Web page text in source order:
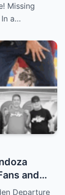
Missing
In a…
and
Departure